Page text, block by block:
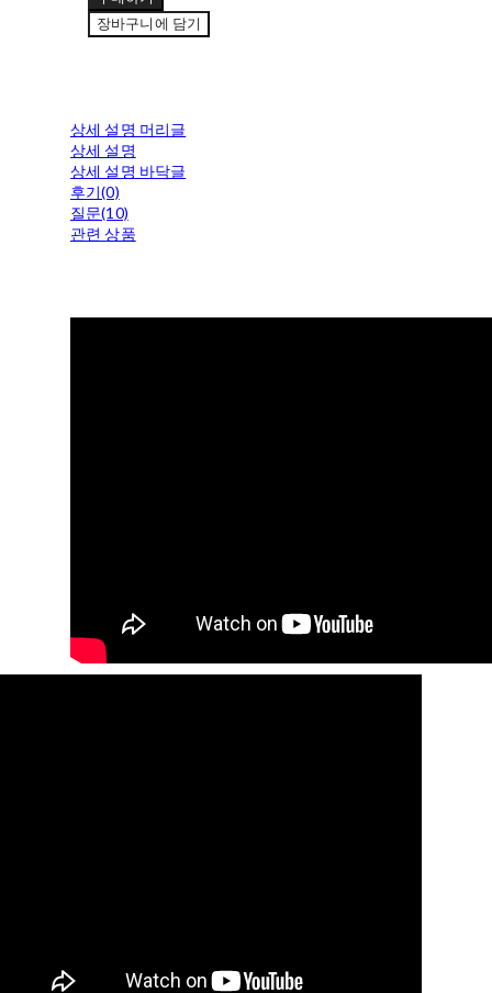
장바구니에 담기
상세 설명 머리글
상세 설명
상세 설명 바닥글
후기(0)
질문(10)
관련 상품